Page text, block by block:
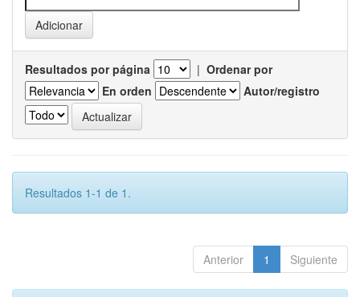
Resultados por página | Ordenar por
En orden
Autor/registro
Resultados 1-1 de 1.
Anterior 1 Siguiente